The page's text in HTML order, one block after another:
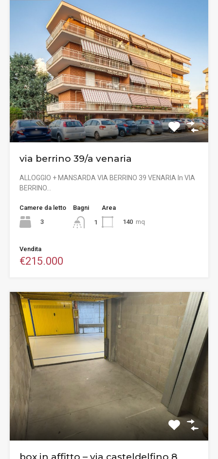
via berrino 39/a venaria
ALLOGGIO + MANSARDA VIA BERRINO 39 VENARIA In VIA
BERRINO…
Camere da letto
3
Bagni
1
Area
140 mq
Vendita
€215.000
box in affitto – via casteldelfino 8